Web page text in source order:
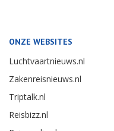
ONZE WEBSITES
Luchtvaartnieuws.nl
Zakenreisnieuws.nl
Triptalk.nl
Reisbizz.nl